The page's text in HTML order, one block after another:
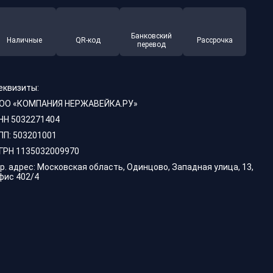
Наличные QR-код
Банковский
перевод
Рассрочка
«КОМПАНИЯ НЕРЖАВЕЙКА.РУ»
5032271404
503201001
1135032009970
адрес: Московская область, Одинцово, Западная улица, 13,
402/4